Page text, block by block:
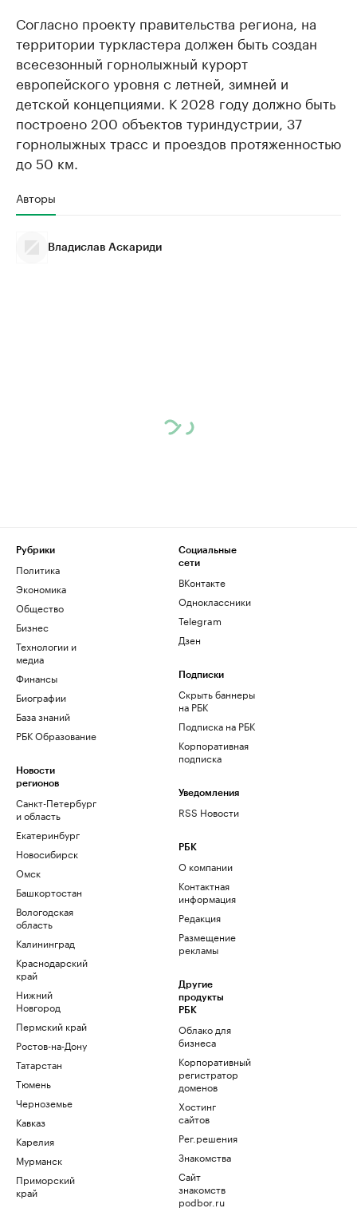
Согласно проекту правительства региона, на
территории туркластера должен быть создан
всесезонный горнолыжный курорт
европейского уровня с летней, зимней и
детской концепциями. К 2028 году должно быть
построено 200 объектов туриндустрии, 37
горнолыжных трасс и проездов протяженностью
до 50 км.
Авторы
Владислав Аскариди
Рубрики
Политика
Экономика
Общество
Бизнес
Технологии и
медиа
Финансы
Биографии
База знаний
РБК Образование
Новости
регионов
Санкт-Петербург
и область
Екатеринбург
Новосибирск
Омск
Башкортостан
Вологодская
область
Калининград
Краснодарский
край
Нижний
Новгород
Пермский край
Ростов-на-Дону
Татарстан
Тюмень
Черноземье
Кавказ
Карелия
Мурманск
Приморский
край
Социальные
сети
ВКонтакте
Одноклассники
Telegram
Дзен
Подписки
Скрыть баннеры
на РБК
Подписка на РБК
Корпоративная
подписка
Уведомления
RSS Новости
РБК
О компании
Контактная
информация
Редакция
Размещение
рекламы
Другие
продукты
РБК
Облако для
бизнеса
Корпоративный
регистратор
доменов
Хостинг
сайтов
Рег.решения
Знакомства
Сайт
знакомств
podbor.ru